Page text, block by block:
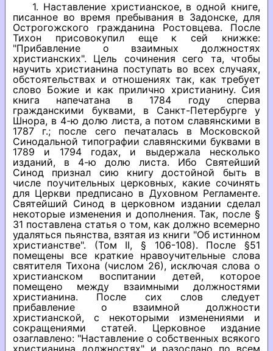
1. Наставление христианское, в одной книге,
писанное во время пребывания в Задонске, для
Острогожского гражданина Ростовцева. После
Тихон присовокупил еще к сей книжке:
"Прибавление о взаимных должностях
христианских". Цель сочинения сего та, чтобы
научить христианина поступать во всех случаях,
обстоятельствах и отношениях так, как требует
слово Божие и как прилично христианину. Сия
книга напечатана в 1784 году сперва
гражданскими буквами, в Санкт-Петербурге у
Шнора, в 4-ю долю листа, а потом славянскими в
1787 г.; после сего печаталась в Московской
Синодальной типографии славянскими буквами в
1789 и 1794 годах, и выдержала несколько
изданий, в 4-ю долю листа. Ибо Святейший
Синод признал сию книгу достойной быть в
числе поучительных церковных, какие сочинять
для Церкви предписано в Духовном Регламенте.
Святейший Синод в церковном издании сделал
некоторые изменения и дополнения. Так, после §
31 поставлена статья о том, как должно всемерно
удаляться пьянства, взятая из книги "Об истинном
христианстве". (Том II, § 106-108). После §51
помещены все краткие нравоучительные слова
святителя Тихона (числом 26), исключая слова о
христианском воспитании детей, которое
помещено между взаимными должностями
христианина. После сих слов следует
прибавление о взаимной должности
христианской, с некоторыми изменениями и
сокращениями статей. Церковное издание
озаглавлено: "Наставление о собственных всякого
христианина должностях" и разослано по всем